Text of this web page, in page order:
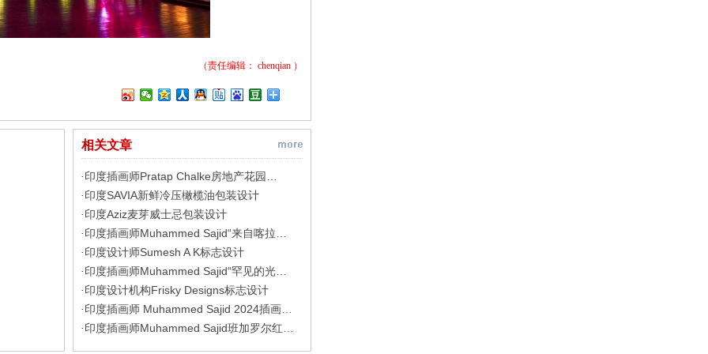
（责任编辑： chenqian ）
相关文章
· 印度插画师Pratap Chalke房地产花园…
· 印度SAVIA新鲜冷压橄榄油包装设计
· 印度Aziz麦芽威士忌包装设计
· 印度插画师Muhammed Sajid“来自喀拉…
· 印度设计师Sumesh A K标志设计
· 印度插画师Muhammed Sajid“罕见的光…
· 印度设计机构Frisky Designs标志设计
· 印度插画师 Muhammed Sajid 2024插画…
· 印度插画师Muhammed Sajid班加罗尔红…